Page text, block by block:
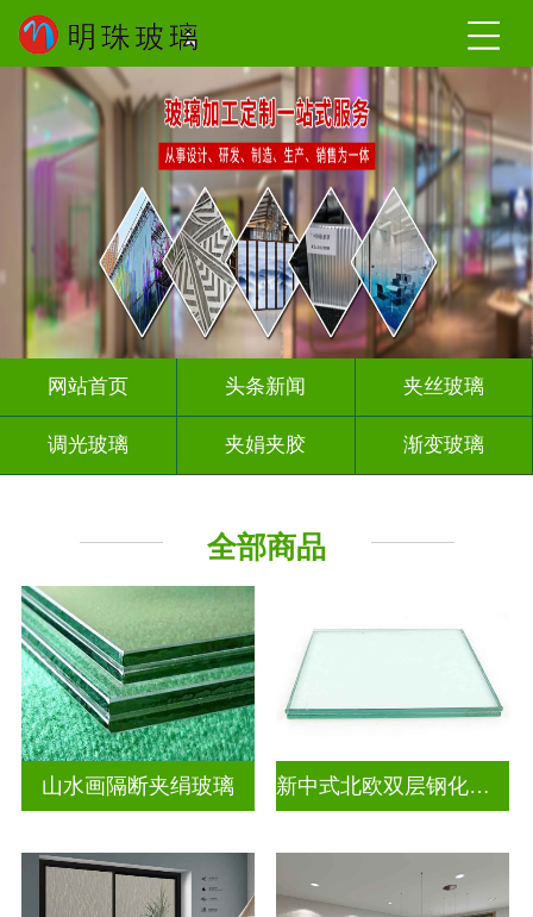
网站首页 头条新闻 夹丝玻璃
调光玻璃 夹娟夹胶 渐变玻璃
全部商品
山水画隔断夹绢玻璃 新中式北欧双层钢化夹胶